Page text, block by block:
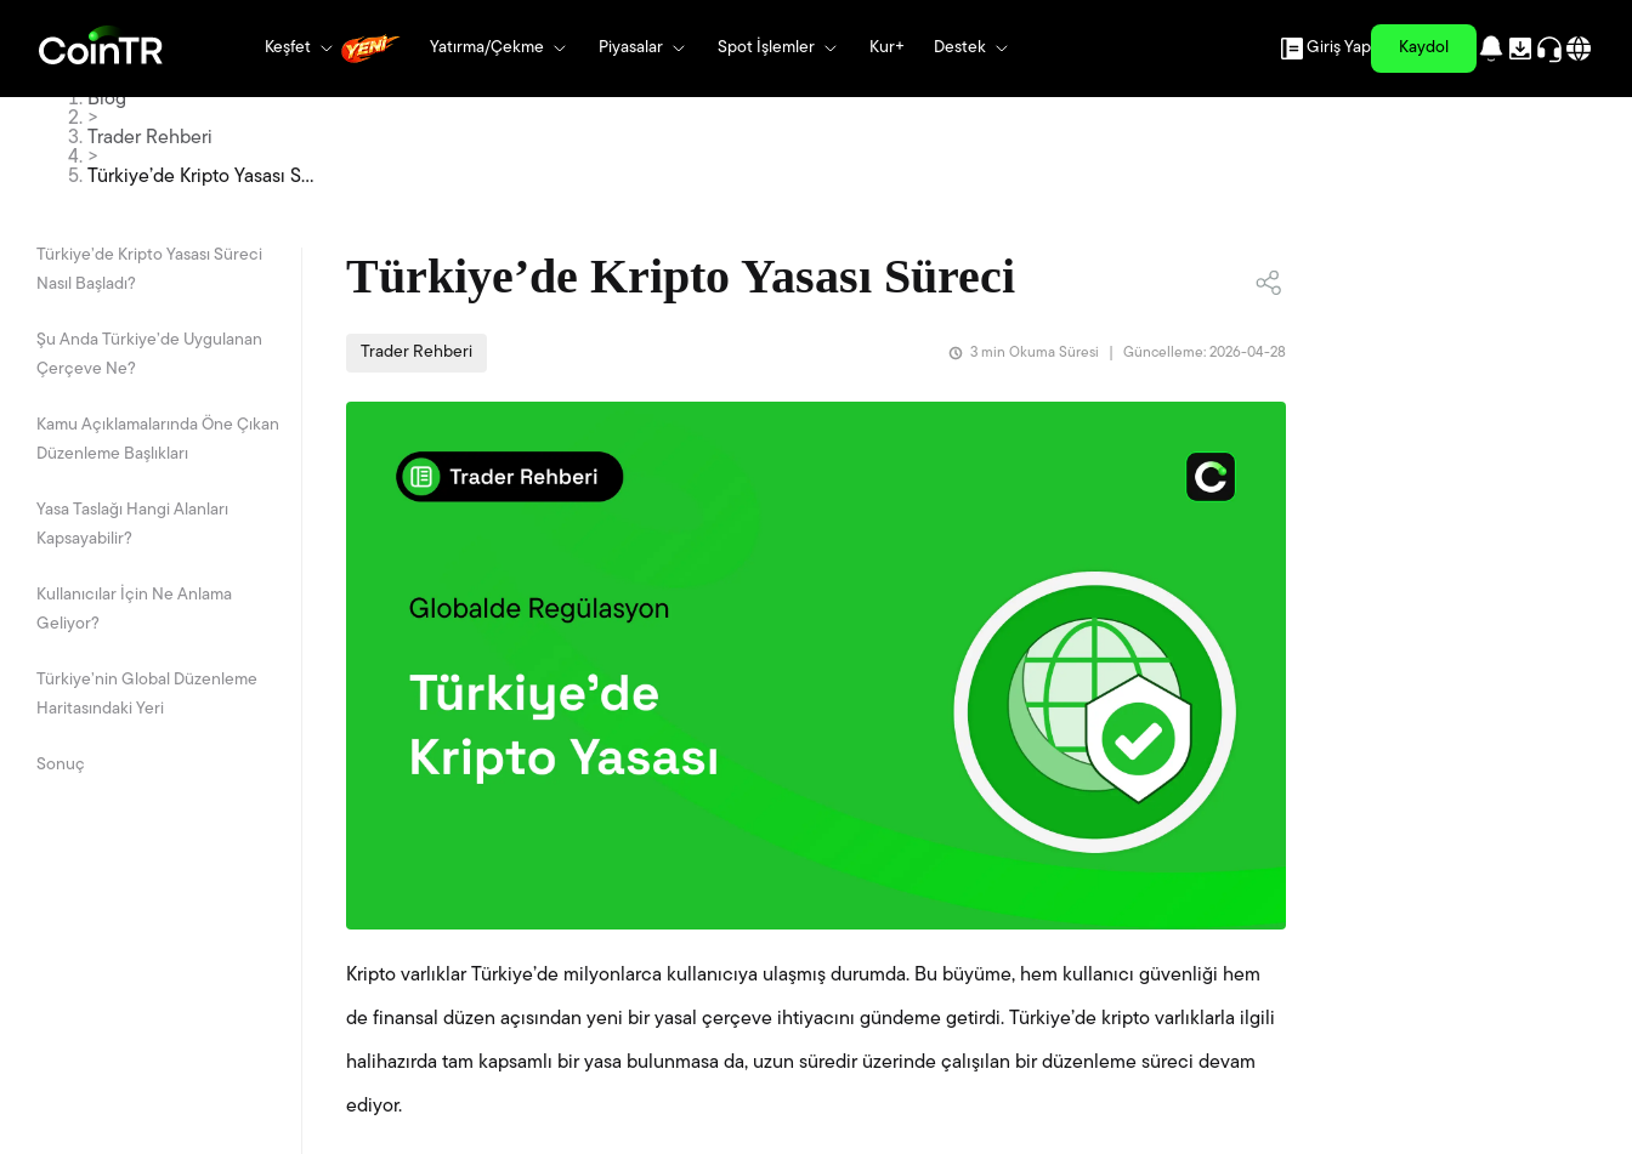
Keşfet Yatırma/Çekme Piyasalar Spot İşlemler Kur+ Destek Giriş Yap Kaydol
Blog
>
Trader Rehberi
>
Türkiye’de Kripto Yasası Sü
Türkiye’de Kripto Yasası Süreci
Trader Rehberi 3 min Okuma Süresi Güncelleme: 2026-04-28
Kripto varlıklar Türkiye’de milyonlarca kullanıcıya ulaşmış durumda. Bu büyüme, hem kullanıcı güvenliği hem
de finansal düzen açısından yeni bir yasal çerçeve ihtiyacını gündeme getirdi. Türkiye’de kripto varlıklarla ilgili
halihazırda tam kapsamlı bir yasa bulunmasa da, uzun süredir üzerinde çalışılan bir düzenleme süreci devam
ediyor.
Türkiye’de Kripto Yasası Süreci
Nasıl Başladı?
Şu Anda Türkiye’de Uygulanan
Çerçeve Ne?
Kamu Açıklamalarında Öne Çıkan
Düzenleme Başlıkları
Yasa Taslağı Hangi Alanları
Kapsayabilir?
Kullanıcılar İçin Ne Anlama
Geliyor?
Türkiye’nin Global Düzenleme
Haritasındaki Yeri
Sonuç